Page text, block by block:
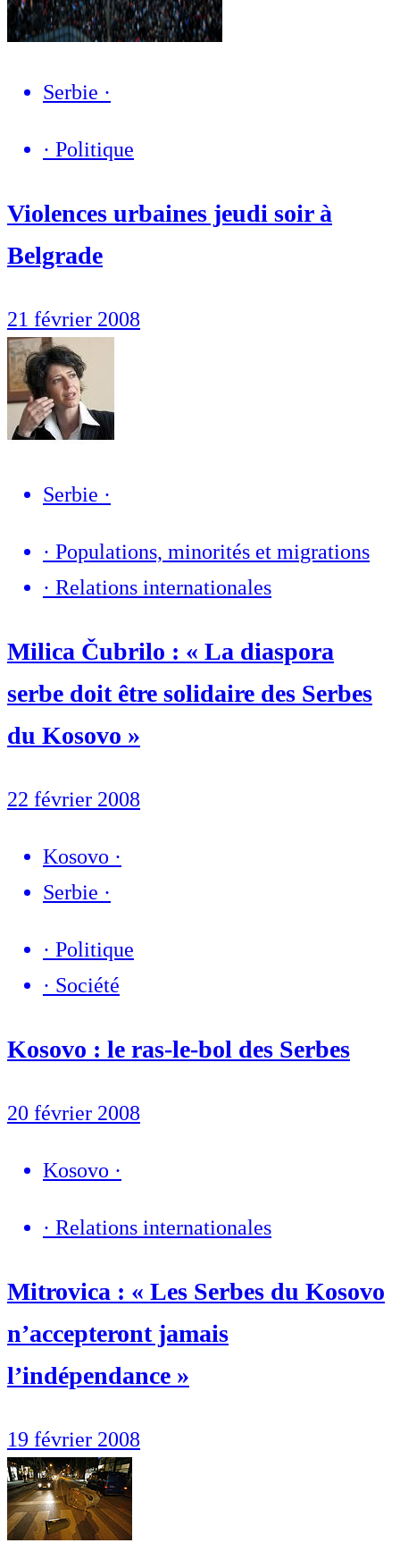
Serbie ·
· Politique
Violences urbaines jeudi soir à
Belgrade
21 février 2008
Serbie ·
· Populations, minorités et migrations
· Relations internationales
Milica Čubrilo : « La diaspora
serbe doit être solidaire des Serbes
du Kosovo »
22 février 2008
Kosovo ·
Serbie ·
· Politique
· Société
Kosovo : le ras-le-bol des Serbes
20 février 2008
Kosovo ·
· Relations internationales
Mitrovica : « Les Serbes du Kosovo
n’accepteront jamais
l’indépendance »
19 février 2008